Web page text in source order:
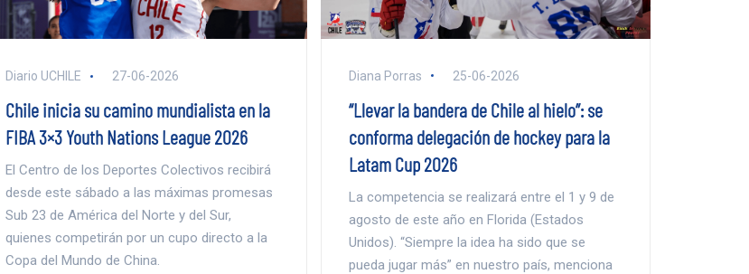
Diario UCHILE 27-06-2026
Chile inicia su camino mundialista en la
FIBA 3×3 Youth Nations League 2026
El Centro de los Deportes Colectivos recibirá
desde este sábado a las máximas promesas
Sub 23 de América del Norte y del Sur,
quienes competirán por un cupo directo a la
Copa del Mundo de China.
Diana Porras 25-06-2026
“Llevar la bandera de Chile al hielo”: se
conforma delegación de hockey para la
Latam Cup 2026
La competencia se realizará entre el 1 y 9 de
agosto de este año en Florida (Estados
Unidos). “Siempre la idea ha sido que se
pueda jugar más” en nuestro país, menciona